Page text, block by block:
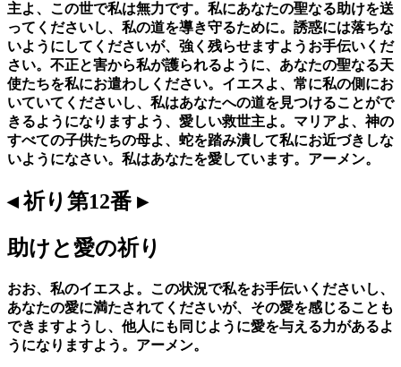
主よ、この世で私は無力です。私にあなたの聖なる助けを送
ってくださいし、私の道を導き守るために。誘惑には落ちな
いようにしてくださいが、強く残らせますようお手伝いくだ
さい。不正と害から私が護られるように、あなたの聖なる天
使たちを私にお遣わしください。イエスよ、常に私の側にお
いていてくださいし、私はあなたへの道を見つけることがで
きるようになりますよう、愛しい救世主よ。マリアよ、神の
すべての子供たちの母よ、蛇を踏み潰して私にお近づきしな
いようになさい。私はあなたを愛しています。アーメン。
◂ 祈り第12番 ▸
助けと愛の祈り
おお、私のイエスよ。この状況で私をお手伝いくださいし、
あなたの愛に満たされてくださいが、その愛を感じることも
できますようし、他人にも同じように愛を与える力があるよ
うになりますよう。アーメン。